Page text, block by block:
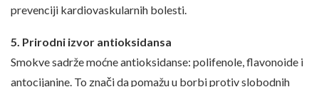
prevenciji kardiovaskularnih bolesti.
5. Prirodni izvor antioksidansa
Smokve sadrže moćne antioksidanse: polifenole, flavonoide i
antocijanine. To znači da pomažu u borbi protiv slobodnih